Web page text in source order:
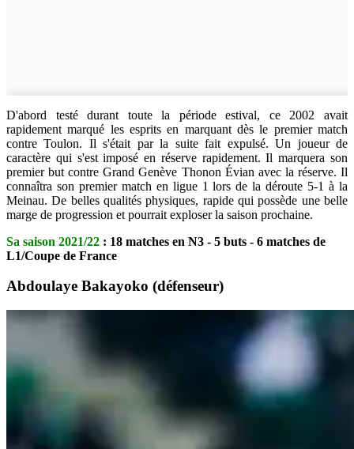
D'abord testé durant toute la période estival, ce 2002 avait
rapidement marqué les esprits en marquant dès le premier match
contre Toulon. Il s'était par la suite fait expulsé. Un joueur de
caractère qui s'est imposé en réserve rapidement. Il marquera son
premier but contre Grand Genève Thonon Évian avec la réserve. Il
connaîtra son premier match en ligue 1 lors de la déroute 5-1 à la
Meinau. De belles qualités physiques, rapide qui possède une belle
marge de progression et pourrait exploser la saison prochaine.
Sa saison 2021/22 : 18 matches en N3 - 5 buts - 6 matches de
L1/Coupe de France
Abdoulaye Bakayoko (défenseur)